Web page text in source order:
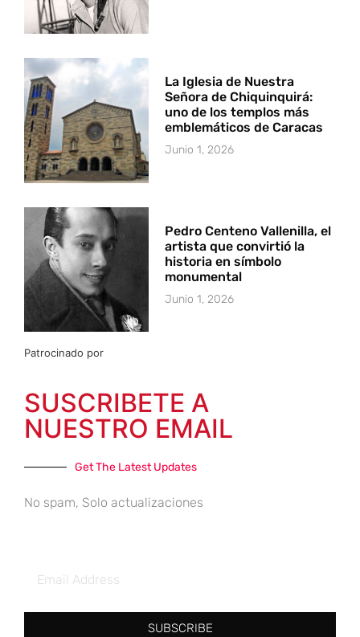
La Iglesia de Nuestra
Señora de Chiquinquirá:
uno de los templos más
emblemáticos de Caracas
Junio 1, 2026
Pedro Centeno Vallenilla, el
artista que convirtió la
historia en símbolo
monumental
Junio 1, 2026
Patrocinado por
SUSCRIBETE A
NUESTRO EMAIL
Get The Latest Updates
No spam, Solo actualizaciones
SUBSCRIBE